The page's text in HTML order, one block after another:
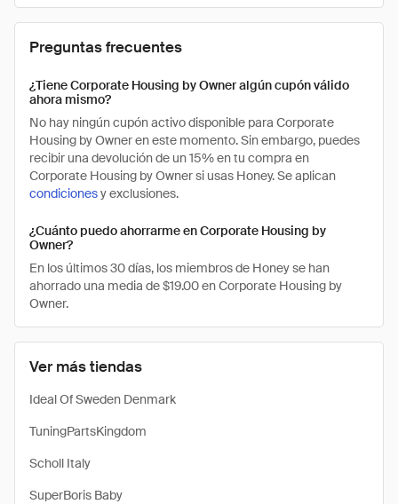
Ver más tiendas
Ideal Of Sweden Denmark
TuningPartsKingdom
Scholl Italy
SuperBoris Baby
Preguntas frecuentes
¿Tiene Corporate Housing by Owner algún cupón válido
ahora mismo?
No hay ningún cupón activo disponible para Corporate
Housing by Owner en este momento. Sin embargo, puedes
recibir una devolución de un 15% en tu compra en
Corporate Housing by Owner si usas Honey. Se aplican
condicionesy exclusiones.
¿Cuánto puedo ahorrarme en Corporate Housing by
Owner?
En los últimos 30 días, los miembros de Honey se han
ahorrado una media de $19.00 en Corporate Housing by
Owner.